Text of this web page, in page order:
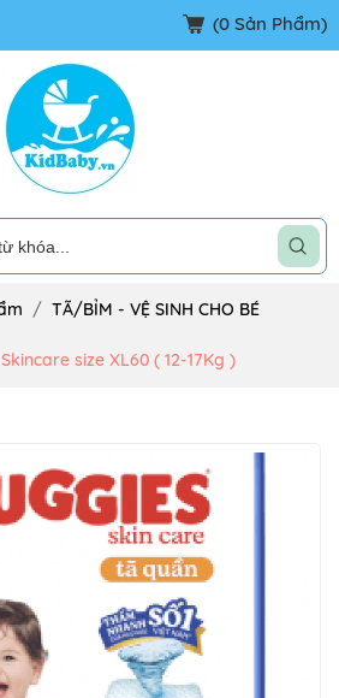
(0 Sản Phẩm)
TÃ/BỈM - VỆ SINH CHO BÉ
size XL60 ( 12-17Kg )